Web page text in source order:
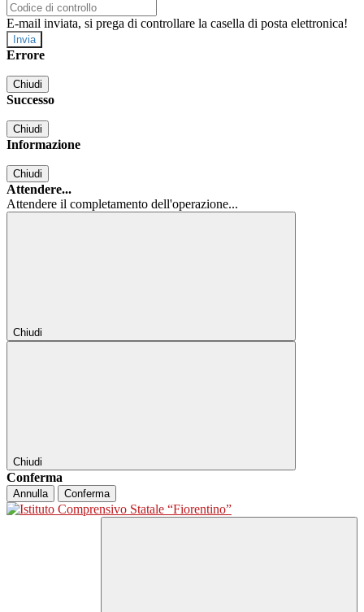
E-mail inviata, si prega di controllare la casella di posta elettronica!
Errore
Chiudi
Successo
Chiudi
Informazione
Chiudi
Attendere...
Attendere il completamento dell'operazione...
Chiudi
Chiudi
Conferma
Annulla Conferma